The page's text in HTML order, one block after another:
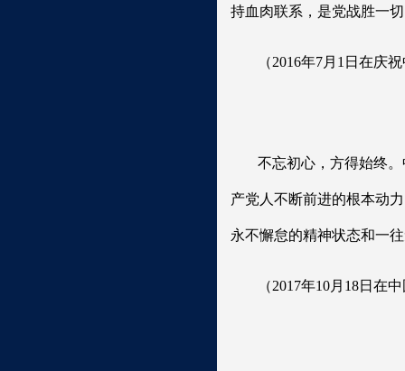
持血肉联系，是党战胜一
（2016年7月1日在庆
不忘初心，方得始终
产党人不断前进的根本动
永不懈怠的精神状态和一
（2017年10月18日在